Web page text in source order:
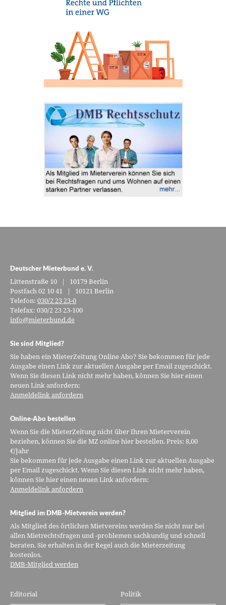
Deutscher Mieterbund e. V.
Littenstraße 10 | 10179 Berlin
Postfach 02 10 41 | 10121 Berlin
Telefon:030/2 23 23-0
Telefax: 030/2 23 23-100
info@mieterbund.de
Sie sind Mitglied?
Sie haben ein MieterZeitung Online Abo? Sie bekommen für jede
Ausgabe einen Link zur aktuellen Ausgabe per Email zugeschickt.
Wenn Sie diesen Link nicht mehr haben, können Sie hier einen
neuen Link anfordern:
Anmeldelink anfordern
Online-Abo bestellen
Wenn Sie die MieterZeitung nicht über Ihren Mieterverein
beziehen, können Sie die MZ online hier bestellen. Preis: 8,00
€/Jahr
Sie bekommen für jede Ausgabe einen Link zur aktuellen Ausgabe
per Email zugeschickt. Wenn Sie diesen Link nicht mehr haben,
können Sie hier einen neuen Link anfordern:
Anmeldelink anfordern
Mitglied im DMB-Mietverein werden?
Als Mitglied des örtlichen Mietvereins werden Sie nicht nur bei
allen Mietrechtsfragen und -problemen sachkundig und schnell
beraten. Sie erhalten in der Regel auch die Mieterzeitung
kostenlos.
DMB-Mitglied werden
Editorial Politik